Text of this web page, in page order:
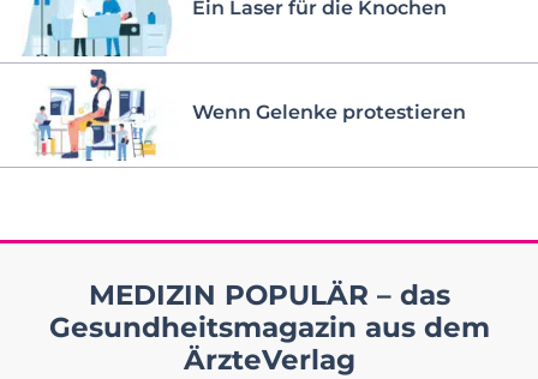
Ein Laser für die Knochen
Wenn Gelenke protestieren
MEDIZIN POPULÄR – das
Gesundheitsmagazin aus dem
ÄrzteVerlag